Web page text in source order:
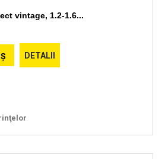
vintage, 1.2-1.6...
DETALII